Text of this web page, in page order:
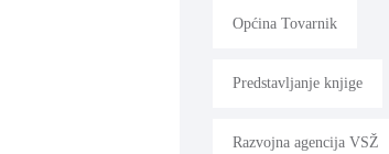
Općina Tovarnik
Predstavljanje knjige
Razvojna agencija VSŽ